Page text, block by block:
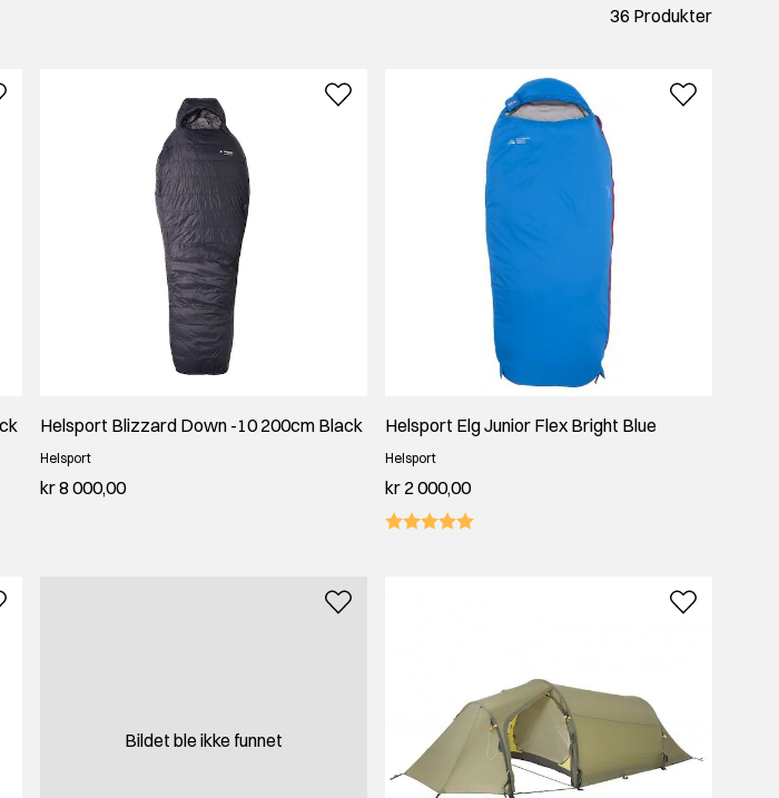
utvalg av soveposer til ulike temperaturer og bruksområder, slik at du alltid finner en
en varm ekspedisjonspose til vinterturen, har Helsport en løsning. Alle soveposer er
t hos oss. Vi hjelper deg gjerne med å finne det som passer best for dine planer.
36 Produkter
Helsport Blizzard Down -10 200cm Black
Helsport
kr 8 000,00
Helsport Elg Junior Flex Bright Blue
Helsport
kr 2 000,00
Bildet ble ikke funnet